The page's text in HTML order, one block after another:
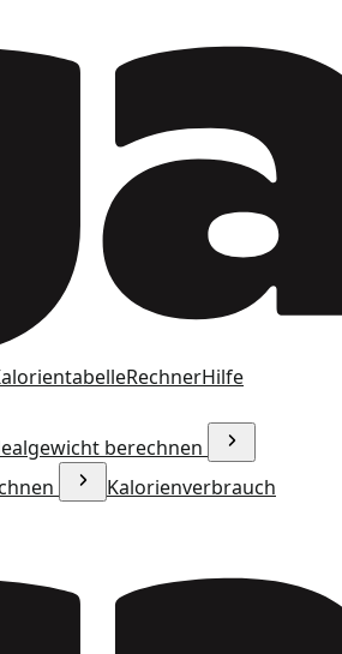
RechnerHilfe
berechnen
Kalorienverbrauch